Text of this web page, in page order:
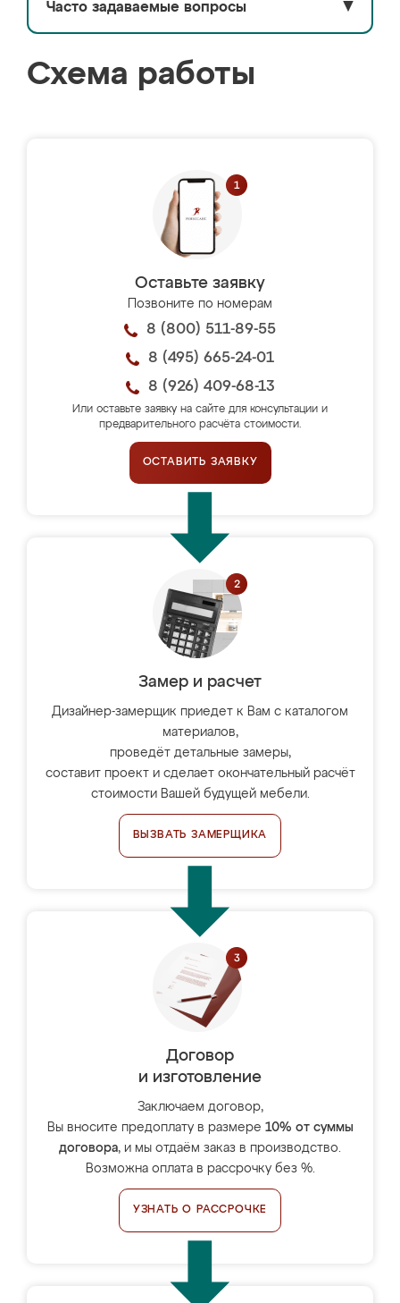
Часто задаваемые вопросы ▼
Схема работы
Оставьте заявку
Позвоните по номерам
8 (800) 511-89-55
8 (495) 665-24-01
8 (926) 409-68-13
Или оставьте заявку на сайте для консультации и
предварительного расчёта стоимости.
ОСТАВИТЬ ЗАЯВКУ
Замер и расчет
Дизайнер-замерщик приедет к Вам с каталогом
материалов,
проведёт детальные замеры,
составит проект и сделает окончательный расчёт
стоимости Вашей будущей мебели.
ВЫЗВАТЬ ЗАМЕРЩИКА
Договор
и изготовление
Заключаем договор,
Вы вносите предоплату в размере 10% от суммы
договора, и мы отдаём заказ в производство.
Возможна оплата в рассрочку без %.
УЗНАТЬ О РАССРОЧКЕ